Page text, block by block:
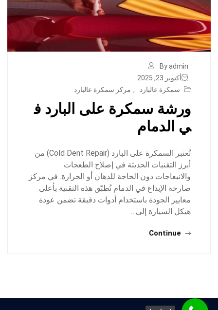
By admin
أكتوبر 23, 2025
سمكرة عالبارد
, مركز سمكرة عالبارد
ورشة سمكرة على البارد ف
ي الدمام
تُعتبر السمكرة على البارد (Cold Dent Repair) من
أبرز التقنيات الحديثة في إصلاح الطعجات
والانبعاجات دون الحاجة للدهان أو الحرارة. في مركز
صارحة الإبداع في الدمام نُطبّق هذه التقنية بأعلى
معايير الجودة باستخدام أدوات دقيقة تضمن عودة
هيكل السيارة إلى…
Continue